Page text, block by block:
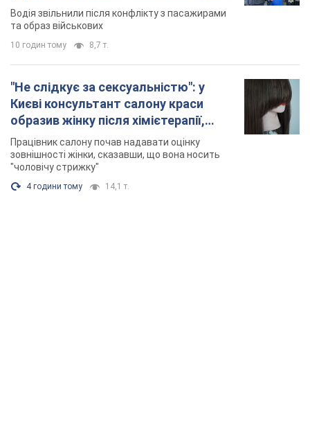
Відео
Водія звільнили після конфлікту з пасажирами
та образ військових
10 годин тому 8,7 т.
"Не слідкує за сексуальністю": у
Києві консультант салону краси
образив жінку після хімієтерапії,
розгорівся скандал. Фото
Працівник салону почав надавати оцінку
зовнішності жінки, сказавши, що вона носить
"чоловічу стрижку"
4 години тому 14,1 т.